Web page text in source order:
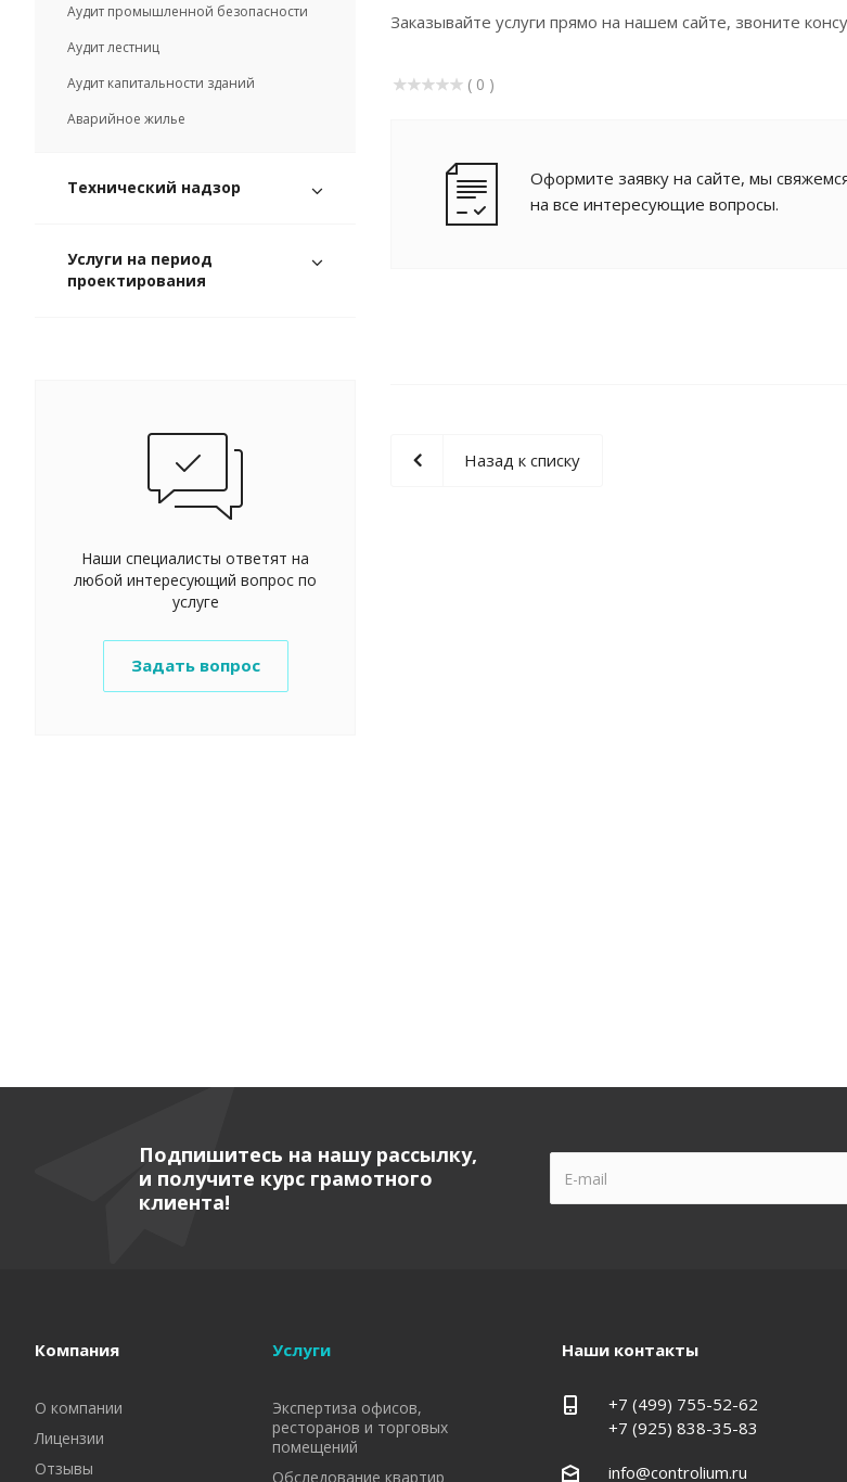
Аудит промышленной безопасности
Аудит лестниц
Аудит капитальности зданий
Аварийное жилье
Технический надзор
Услуги на период
проектирования
Наши специалисты ответят на
любой интересующий вопрос по
услуге
Задать вопрос
Заказывайте услуги прямо на нашем сайте, звоните
( 0 )
Оформите заявку на сайте, мы
на все интересующие вопросы.
Назад к списку
Подпишитесь на нашу рассылку,
и получите курс грамотного
клиента!
Компания
О компании
Лицензии
Отзывы
Услуги
Экспертиза офисов,
ресторанов и торговых
помещений
Обследование квартир
Наши контакты
+7 (499) 755-52-62
+7 (925) 838-35-83
info@controlium.ru